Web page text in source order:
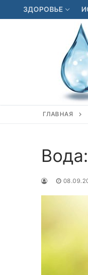
Перейти
к
ЗДОРОВЬЕ
ГЛАВНАЯ